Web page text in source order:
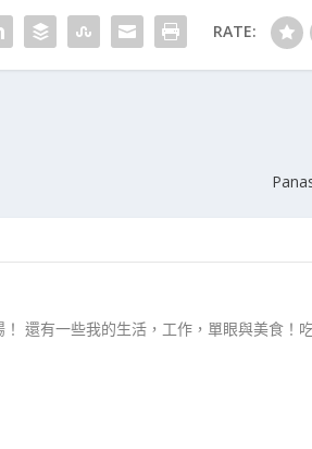
RATE:
還有一些我的生活，工作，單眼與美食